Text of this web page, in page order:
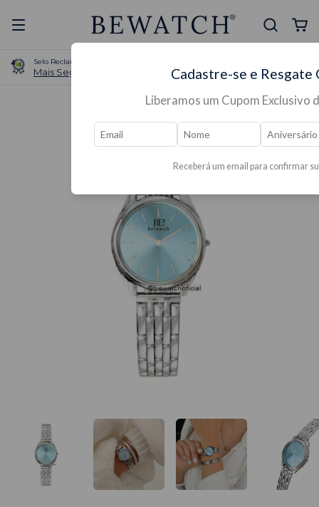
Selo Reclame Aqui
Mais Segura Lojas Físicas
Cadastre-se e Resgate
Liberamos um Cupom Exclusivo
Receberá um email para confirmar